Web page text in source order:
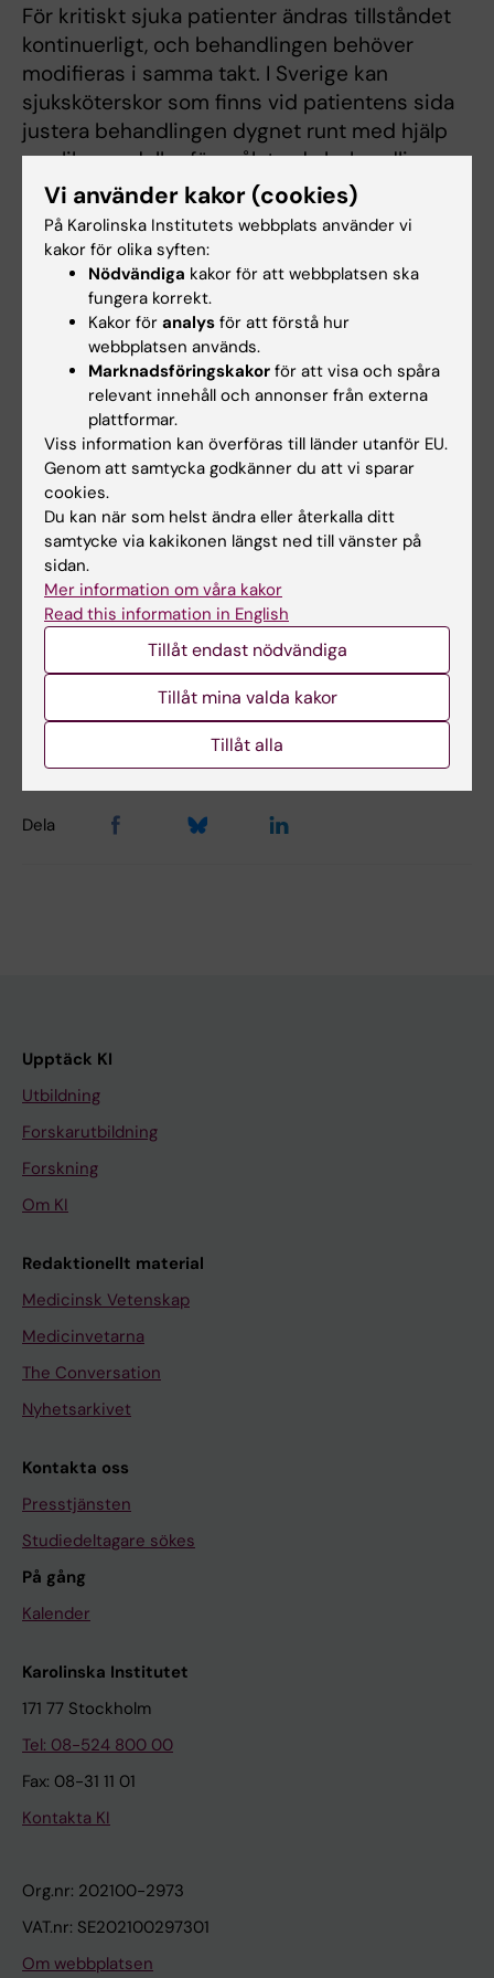
För kritiskt sjuka patienter ändras tillståndet
kontinuerligt, och behandlingen behöver
modifieras i samma takt. I Sverige kan
sjuksköterskor som finns vid patientens sida
justera behandlingen dygnet runt med hjälp
av olika modeller för målstyrda behandlingar.
När VSDT används kan sjuksköterskor
behandla de kritiskt sjuka patienterna genom
att följa protokollet.
– Nu kan sjuksköterskor utföra uppgifter som
traditionellt varit förbehållna läkarna.
Konceptet ”task-shifting” har fungerat väl
även i det här forskningsprojektet. Läkarna
hinner inte till patienter som försämras, nu kan
sjuksköterskorna själva justera behandlingen,
säger Tim Baker.
Doktorsavhandling
Critical care in low resource settings
Tim Baker, Karolinska Institutet 2015, ISBN:
978-91-7676-049-9.
Uppdaterad av:
Dela
Upptäck KI
Utbildning
Forskarutbildning
Forskning
Om KI
Redaktionellt material
Medicinsk Vetenskap
Medicinvetarna
The Conversation
Nyhetsarkivet
Kontakta oss
Presstjänsten
Studiedeltagare sökes
På gång
Kalender
Karolinska Institutet
171 77 Stockholm
Tel: 08-524 800 00
Fax: 08-31 11 01
Kontakta KI
Org.nr: 202100-2973
VAT.nr: SE202100297301
Om webbplatsen
Vi använder kakor (cookies)
På Karolinska Institutets webbplats använder vi
kakor för olika syften:
Nödvändiga kakor för att webbplatsen ska
fungera korrekt.
Kakor för analys för att förstå hur
webbplatsen används.
Marknadsföringskakor för att visa och spåra
relevant innehåll och annonser från externa
plattformar.
Viss information kan överföras till länder utanför EU.
Genom att samtycka godkänner du att vi sparar
cookies.
Du kan när som helst ändra eller återkalla ditt
samtycke via kakikonen längst ned till vänster på
sidan.
Mer information om våra kakor
Read this information in English
Tillåt endast nödvändiga
Tillåt mina valda kakor
Tillåt alla